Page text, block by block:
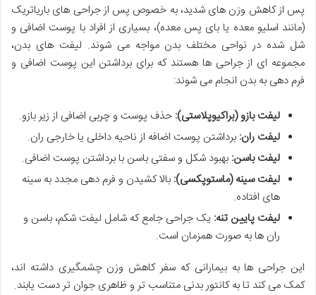
پس از کاهش وزن های شدید، به خصوص پس از جراحی های باریاتریک
(مانند اسلیو معده یا بای پس معده)، بسیاری از افراد با پوست اضافی و
شل شده در نواحی مختلف بدن مواجه می شوند. لیفت های بدن،
مجموعه ای از جراحی ها هستند که برای برداشتن این پوست اضافی و
فرم دهی به بدن انجام می شوند:
لیفت بازو (براکیوپلاستی): حذف پوست و چربی اضافی از زیر بازو.
لیفت ران: برداشتن پوست اضافه از ناحیه داخلی یا خارجی ران.
لیفت باسن: بهبود شکل و سفتی باسن با برداشتن پوست اضافی.
لیفت سینه (ماستوپکسی): بالا کشیدن و فرم دهی مجدد به سینه
های افتاده.
لیفت پایین تنه: یک جراحی جامع که شامل لیفت شکم، باسن و
ران ها به صورت همزمان است.
این جراحی ها به بیمارانی که سفر کاهش وزن چشمگیری داشته اند،
کمک می کند تا به کانتور بدنی متناسب تر و ظاهری جوان تر دست یابند.